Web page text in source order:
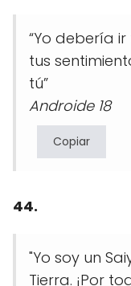
“Yo debería
tus
tú”
Androide 18
Copiar
44.
"Yo soy un
Tierra. ¡Por